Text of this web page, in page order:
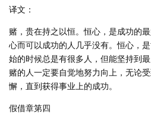
译文：
赌，贵在持之以恒。恒心，是成功的
心而可以成功的人几乎没有。恒心，
始的时候总是有很多人，但能坚持到
赌的人一定要自觉地努力向上，无论
懈，直到获得事业上的成功。
假借章第四